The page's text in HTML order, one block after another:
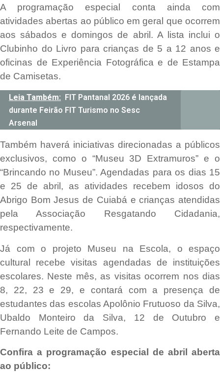
A programação especial conta ainda com
atividades abertas ao público em geral que ocorrem
aos sábados e domingos de abril. A lista inclui o
Clubinho do Livro para crianças de 5 a 12 anos e
oficinas de Experiência Fotográfica e de Estampa
de Camisetas.
Leia Também:
FIT Pantanal 2026 é lançada
durante Feirão FIT Turismo no Sesc
Arsenal
Também haverá iniciativas direcionadas a públicos
exclusivos, como o “Museu 3D Extramuros” e o
“Brincando no Museu”. Agendadas para os dias 15
e 25 de abril, as atividades recebem idosos do
Abrigo Bom Jesus de Cuiabá e crianças atendidas
pela Associação Resgatando Cidadania,
respectivamente.
Já com o projeto Museu na Escola, o espaço
cultural recebe visitas agendadas de instituições
escolares. Neste mês, as visitas ocorrem nos dias
8, 22, 23 e 29, e contará com a presença de
estudantes das escolas Apolônio Frutuoso da Silva,
Ubaldo Monteiro da Silva, 12 de Outubro e
Fernando Leite de Campos.
Confira a programação especial de abril aberta
ao público: